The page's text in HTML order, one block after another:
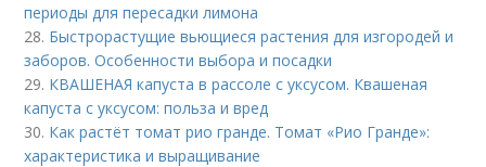
периоды для пересадки лимона
28. Быстрорастущие вьющиеся растения для изгородей и
заборов. Особенности выбора и посадки
29. КВАШЕНАЯ капуста в рассоле с уксусом. Квашеная
капуста с уксусом: польза и вред
30. Как растёт томат рио гранде. Томат «Рио Гранде»:
характеристика и выращивание